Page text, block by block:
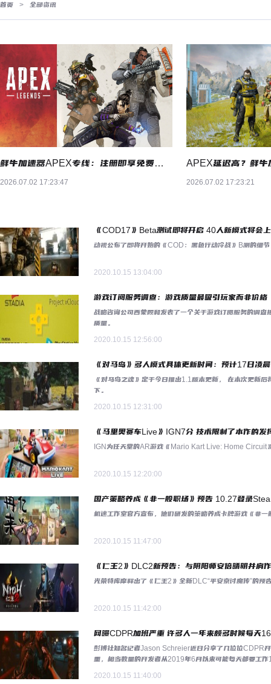
首页 > 全部资讯
鲜牛加速器APEX专线：注册即享免费体验——鲜牛网游加速器
2026.07.02 17:23:47 2026.07.02 17:23:21
《COD17》Beta测试即将开启 40人新模式将会
动视公布了即将开始的《COD：黑色行动冷战》B测的细
2020.10.15 13:04:00
游戏订阅服务调查：游戏质量最吸引玩家而非价格
战略咨询公司西蒙顾和发表了一个关于游戏订阅服务的调
质量。
2020.10.15 12:56:00
《对马岛》多人模式具体更新时间：预计17日凌晨
《对马岛之魂》定于今日推出1.1版本更新， 在本次更新
下。
2020.10.15 12:31:00
《马里奥赛车Live》IGN7分 技术限制了本作的发
IGN为任天堂的AR游戏《Mario Kart Live: Home Circuit
2020.10.15 12:20:00
国产策略养成《非一般职场》预告 10.27登录
机迷工作室官方宣布，他们研发的策略养成卡牌游戏《非
2020.10.15 11:47:00
《仁王2》DLC2新预告：与阴阳师安倍晴明并肩
光荣特库摩释出了《仁王2》全新DLC“平安京讨魔传”的
2020.10.15 11:42:00
网曝CDPR加班严重 许多人一年来颇多时候每天
彭博社知名记者Jason Schreier近日分享了几位位CDPR
重，相当数量的开发者从2019年6月以来可能每天都要工
2020.10.15 11:40:00